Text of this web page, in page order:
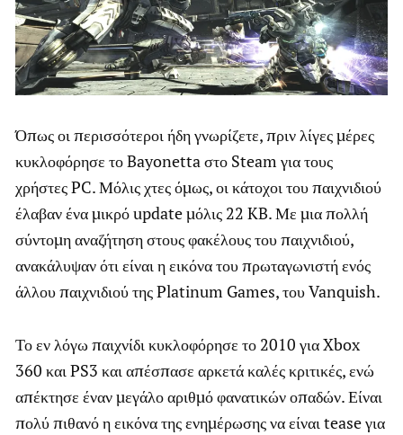
Όπως οι περισσότεροι ήδη γνωρίζετε, πριν λίγες μέρες
κυκλοφόρησε το Bayonetta στο Steam για τους
χρήστες PC. Μόλις χτες όμως, οι κάτοχοι του παιχνιδιού
έλαβαν ένα μικρό update μόλις 22 KB. Με μια πολλή
σύντομη αναζήτηση στους φακέλους του παιχνιδιού,
ανακάλυψαν ότι είναι η εικόνα του πρωταγωνιστή ενός
άλλου παιχνιδιού της Platinum Games, του Vanquish.
Το εν λόγω παιχνίδι κυκλοφόρησε το 2010 για Xbox
360 και PS3 και απέσπασε αρκετά καλές κριτικές, ενώ
απέκτησε έναν μεγάλο αριθμό φανατικών οπαδών. Είναι
πολύ πιθανό η εικόνα της ενημέρωσης να είναι tease για